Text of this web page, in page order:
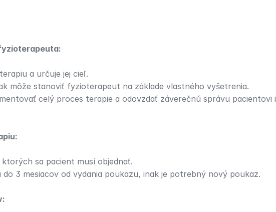
a určuje jej cieľ.
môže stanoviť fyzioterapeut na základe vlastného vyšetrenia.
celý proces terapie a odovzdať záverečnú správu pacientovi i
sa pacient musí objednať.
3 mesiacov od vydania poukazu, inak je potrebný nový poukaz.